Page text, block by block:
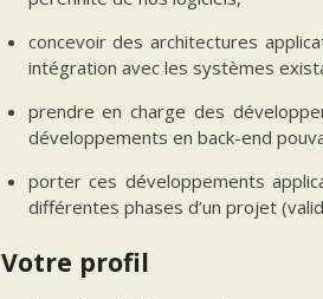
concevoir des architectures
intégration avec les systèmes
prendre en charge des
développements en back-end
porter ces développements
différentes phases d’un projet
Votre profil